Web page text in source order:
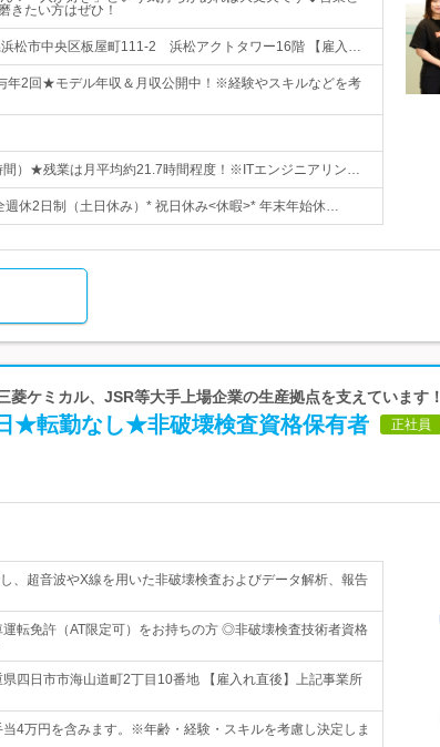
きたい方はぜひ！
浜松市中央区板屋町111-2 浜松アクトタワー16階 【雇入…
年2回★モデル年収＆月収公開中！※経験やスキルなどを考
間）★残業は月平均約21.7時間程度！※ITエンジニアリン…
休2日制（土日休み）* 祝日休み<休暇>* 年末年始休…
ケミカル、JSR等大手上場企業の生産拠点を支えています！
★転勤なし★非破壊検査資格保有者 正社員
、超音波やX線を用いた非破壊検査およびデータ解析、報告
転免許（AT限定可）をお持ちの方 ◎非破壊検査技術者資格
四日市市海山道町2丁目10番地 【雇入れ直後】上記事業所
4万円を含みます。※年齢・経験・スキルを考慮し決定しま